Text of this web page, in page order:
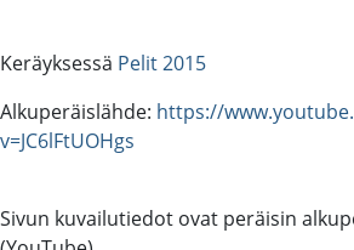
Keräyksessä Pelit 2015
Alkuperäislähde: https://
v=JC6lFtUOHgs
Sivun kuvailutiedot ovat peräisin